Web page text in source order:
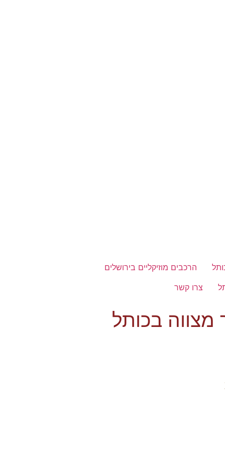
הרכבים מוזיקליים בירושלים
צרו קשר